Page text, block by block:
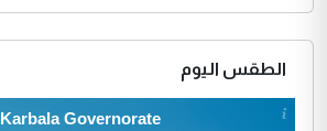
الطقس اليوم
Karbala Governorate